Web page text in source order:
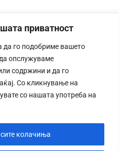
приватност
да го подобриме вашето
опслужуваме
содржини и да го
Со кликнување на
со нашата употреба на
колачиња